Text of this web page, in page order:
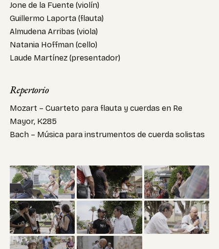
Jone de la Fuente (violín)
Guillermo Laporta (flauta)
Almudena Arribas (viola)
Natania Hoffman (cello)
Laude Martínez (presentador)
Repertorio
Mozart – Cuarteto para flauta y cuerdas en Re
Mayor, K285
Bach – Música para instrumentos de cuerda solistas